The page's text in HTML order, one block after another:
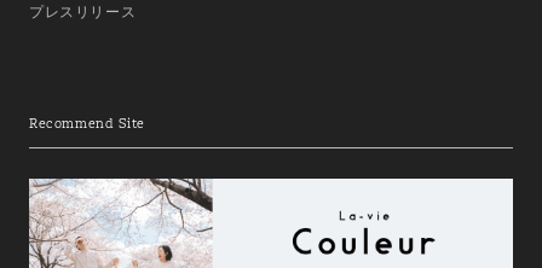
プレスリリース
Recommend Site